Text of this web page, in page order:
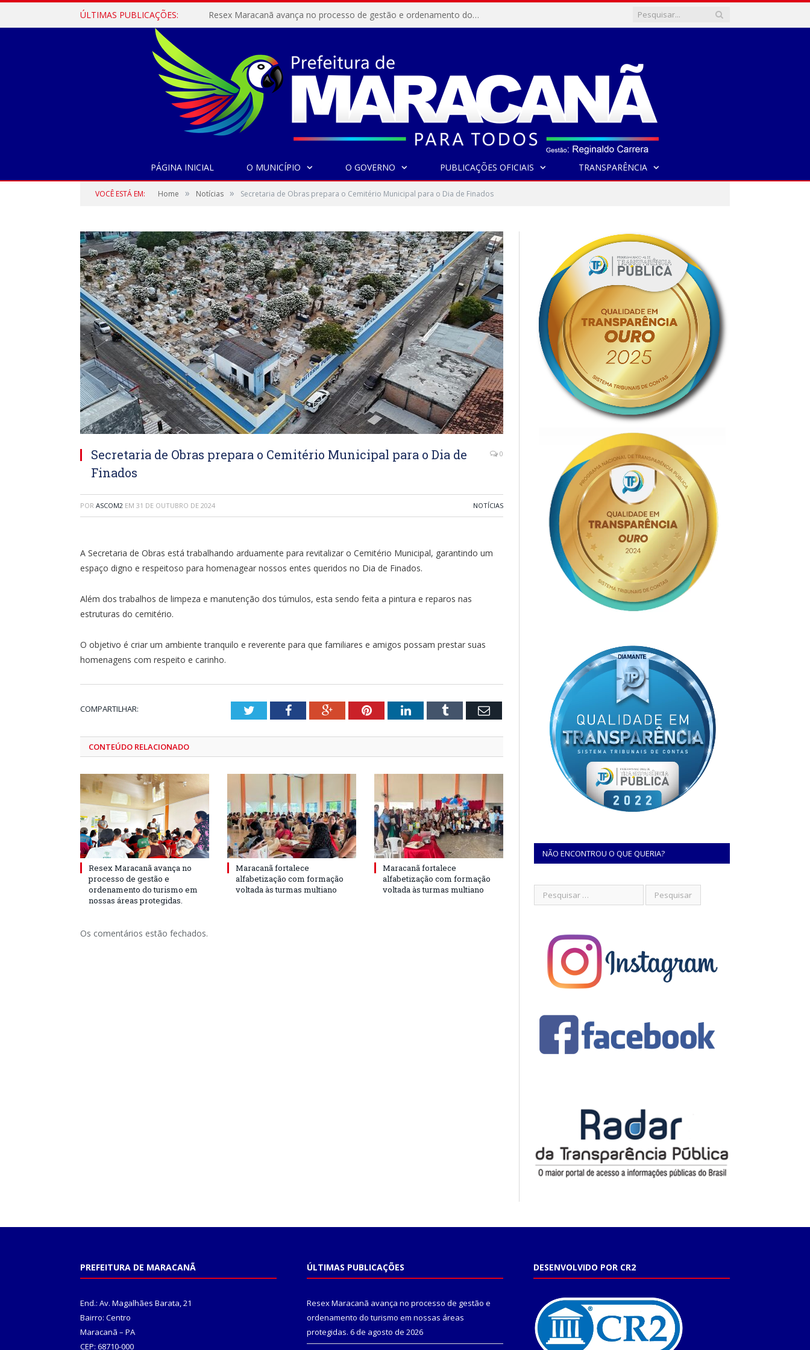
ÚLTIMAS PUBLICAÇÕES: Resex Maracanã avança no processo de gestão e ordenamento do turismo em nossas áreas protegidas.
PÁGINA INICIAL O MUNICÍPIO O GOVERNO PUBLICAÇÕES OFICIAIS TRANSPARÊNCIA
VOCÊ ESTÁ EM: Home » Notícias » Secretaria de Obras prepara o Cemitério Municipal para o Dia de Finados
Secretaria de Obras prepara o Cemitério Municipal para o Dia de
Finados
0
POR ASCOM2 EM 31 DE OUTUBRO DE 2024 NOTÍCIAS
A Secretaria de Obras está trabalhando arduamente para revitalizar o Cemitério Municipal, garantindo um
espaço digno e respeitoso para homenagear nossos entes queridos no Dia de Finados.
Além dos trabalhos de limpeza e manutenção dos túmulos, esta sendo feita a pintura e reparos nas
estruturas do cemitério.
O objetivo é criar um ambiente tranquilo e reverente para que familiares e amigos possam prestar suas
homenagens com respeito e carinho.
COMPARTILHAR: TwitterFacebookGoogle+PinterestLinkedInTumblr Email
CONTEÚDO RELACIONADO
Resex Maracanã avança no
processo de gestão e
ordenamento do turismo em
nossas áreas protegidas.
Maracanã fortalece
alfabetização com formação
voltada às turmas multiano
Maracanã fortalece
alfabetização com formação
voltada às turmas multiano
Os comentários estão fechados.
NÃO ENCONTROU O QUE QUERIA?
PREFEITURA DE MARACANÃ
End.: Av. Magalhães Barata, 21
Bairro: Centro
Maracanã – PA
CEP: 68710-000
ÚLTIMAS PUBLICAÇÕES
Resex Maracanã avança no processo de gestão e
ordenamento do turismo em nossas áreas
protegidas. 6 de agosto de 2026
DESENVOLVIDO POR CR2